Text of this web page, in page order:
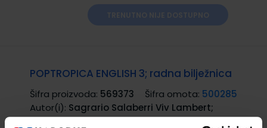
POPTROPICA ENGLISH 3; radna bilježnica
Šifra proizvoda: 569373 Šifra omota: 500285
Autor(i): Sagrario Salaberri Viv Lambert;
Series advisor: David Nunan